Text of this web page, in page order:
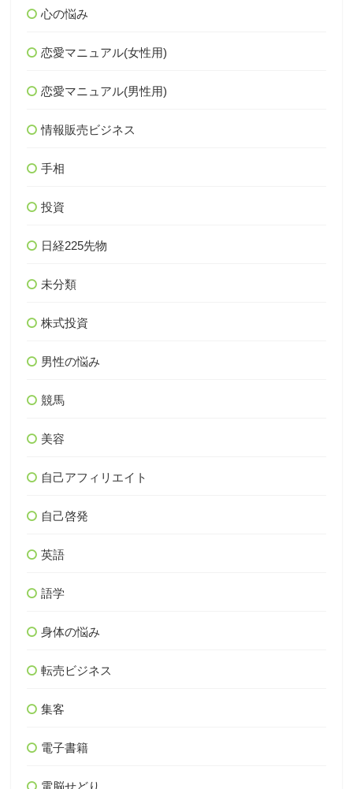
心の悩み
恋愛マニュアル(女性用)
恋愛マニュアル(男性用)
情報販売ビジネス
手相
投資
日経225先物
未分類
株式投資
男性の悩み
競馬
美容
自己アフィリエイト
自己啓発
英語
語学
身体の悩み
転売ビジネス
集客
電子書籍